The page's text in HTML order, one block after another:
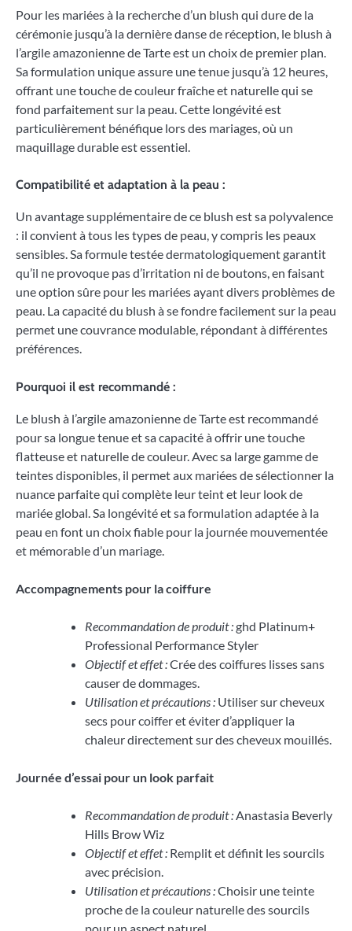
Pour les mariées à la recherche d’un blush qui dure de la
cérémonie jusqu’à la dernière danse de réception, le blush à
l’argile amazonienne de Tarte est un choix de premier plan.
Sa formulation unique assure une tenue jusqu’à 12 heures,
offrant une touche de couleur fraîche et naturelle qui se
fond parfaitement sur la peau. Cette longévité est
particulièrement bénéfique lors des mariages, où un
maquillage durable est essentiel.
Compatibilité et adaptation à la peau :
Un avantage supplémentaire de ce blush est sa polyvalence
: il convient à tous les types de peau, y compris les peaux
sensibles. Sa formule testée dermatologiquement garantit
qu’il ne provoque pas d’irritation ni de boutons, en faisant
une option sûre pour les mariées ayant divers problèmes de
peau. La capacité du blush à se fondre facilement sur la peau
permet une couvrance modulable, répondant à différentes
préférences.
Pourquoi il est recommandé :
Le blush à l’argile amazonienne de Tarte est recommandé
pour sa longue tenue et sa capacité à offrir une touche
flatteuse et naturelle de couleur. Avec sa large gamme de
teintes disponibles, il permet aux mariées de sélectionner la
nuance parfaite qui complète leur teint et leur look de
mariée global. Sa longévité et sa formulation adaptée à la
peau en font un choix fiable pour la journée mouvementée
et mémorable d’un mariage.
Accompagnements pour la coiffure
Recommandation de produit :ghd Platinum+
Professional Performance Styler
Objectif et effet :Crée des coiffures lisses sans
causer de dommages.
Utilisation et précautions : Utiliser sur cheveux
secs pour coiffer et éviter d’appliquer la
chaleur directement sur des cheveux mouillés.
Journée d’essai pour un look parfait
Recommandation de produit :Anastasia Beverly
Hills Brow Wiz
Objectif et effet : Remplit et définit les sourcils
avec précision.
Utilisation et précautions :Choisir une teinte
proche de la couleur naturelle des sourcils